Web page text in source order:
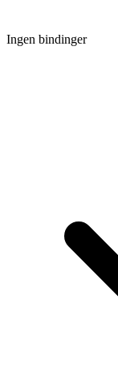
Ingen bindinger